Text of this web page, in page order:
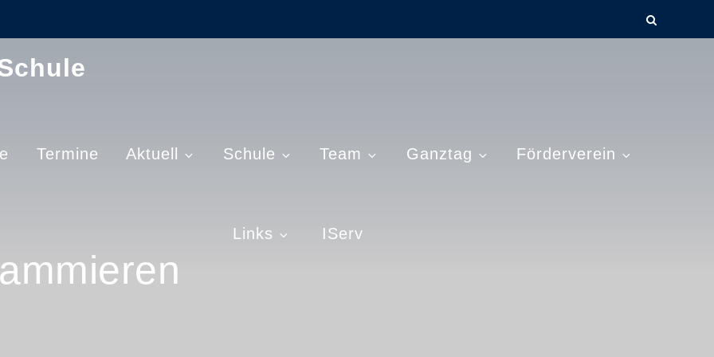
Termine Aktuell Schule Team Ganztag Förderverein
Links IServ